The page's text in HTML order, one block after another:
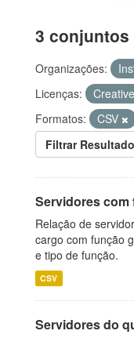
3
Organizações:
Licenças:
Formatos:
CSV
Filtrar
Servidores com
Relação de
cargo com função
e tipo de função.
CSV
Servidores do